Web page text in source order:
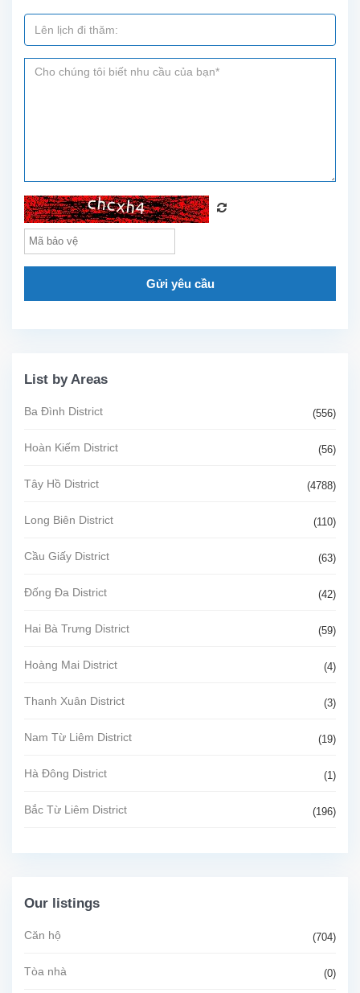
công
Gửi yêu cầu
List by Areas
Ba Đình District (556)
Hoàn Kiếm District (56)
Tây Hồ District (4788)
Long Biên District (110)
Cầu Giấy District (63)
Đống Đa District (42)
Hai Bà Trưng District (59)
Hoàng Mai District (4)
Thanh Xuân District (3)
Nam Từ Liêm District (19)
Hà Đông District (1)
Bắc Từ Liêm District (196)
Our listings
Căn hộ (704)
Tòa nhà (0)